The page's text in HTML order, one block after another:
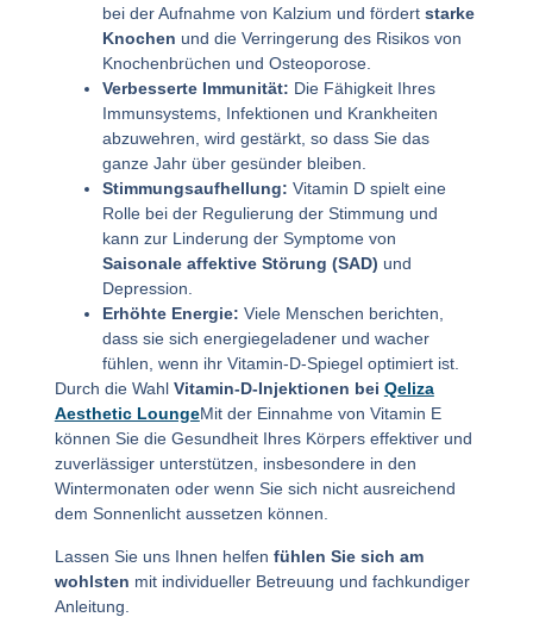
bei der Aufnahme von Kalzium und fördert starke
Knochen und die Verringerung des Risikos von
Knochenbrüchen und Osteoporose.
Verbesserte Immunität: Die Fähigkeit Ihres
Immunsystems, Infektionen und Krankheiten
abzuwehren, wird gestärkt, so dass Sie das
ganze Jahr über gesünder bleiben.
Stimmungsaufhellung: Vitamin D spielt eine
Rolle bei der Regulierung der Stimmung und
kann zur Linderung der Symptome von
Saisonale affektive Störung (SAD) und
Depression.
Erhöhte Energie: Viele Menschen berichten,
dass sie sich energiegeladener und wacher
fühlen, wenn ihr Vitamin-D-Spiegel optimiert ist.
Durch die Wahl Vitamin-D-Injektionen bei Qeliza
Aesthetic LoungeMit der Einnahme von Vitamin E
können Sie die Gesundheit Ihres Körpers effektiver und
zuverlässiger unterstützen, insbesondere in den
Wintermonaten oder wenn Sie sich nicht ausreichend
dem Sonnenlicht aussetzen können.
Lassen Sie uns Ihnen helfen fühlen Sie sich am
wohlsten mit individueller Betreuung und fachkundiger
Anleitung.